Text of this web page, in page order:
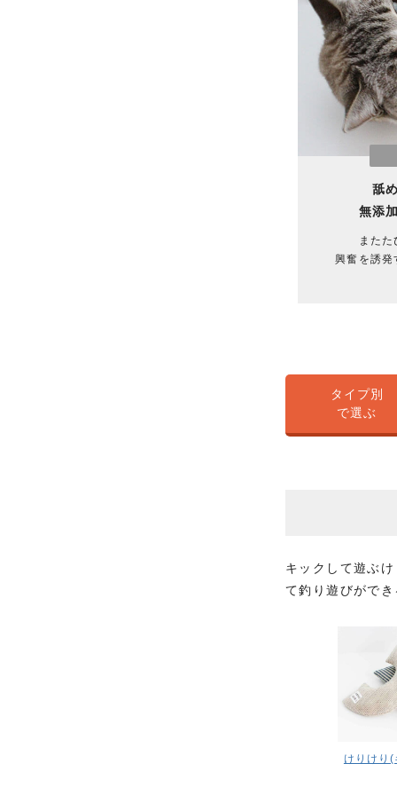
舐
無添
また
興奮を誘発
タイプ別
で選ぶ
キックして遊ぶ
て釣り遊びがで
けりけり